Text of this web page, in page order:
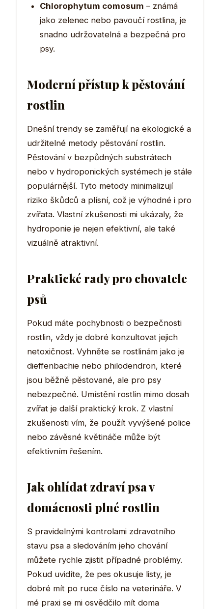
Chlorophytum comosum – známá
jako zelenec nebo pavoučí rostlina, je
snadno udržovatelná a bezpečná pro
psy.
Moderní přístup k pěstování
rostlin
Dnešní trendy se zaměřují na ekologické a
udržitelné metody pěstování rostlin.
Pěstování v bezpůdných substrátech
nebo v hydroponických systémech je stále
populárnější. Tyto metody minimalizují
riziko škůdců a plísní, což je výhodné i pro
zvířata. Vlastní zkušenosti mi ukázaly, že
hydroponie je nejen efektivní, ale také
vizuálně atraktivní.
Praktické rady pro chovatele
psů
Pokud máte pochybnosti o bezpečnosti
rostlin, vždy je dobré konzultovat jejich
netoxičnost. Vyhněte se rostlinám jako je
dieffenbachie nebo philodendron, které
jsou běžně pěstované, ale pro psy
nebezpečné. Umístění rostlin mimo dosah
zvířat je další praktický krok. Z vlastní
zkušenosti vím, že použít vyvýšené police
nebo závěsné květináče může být
efektivním řešením.
Jak ohlídat zdraví psa v
domácnosti plné rostlin
S pravidelnými kontrolami zdravotního
stavu psa a sledováním jeho chování
můžete rychle zjistit případné problémy.
Pokud uvidíte, že pes okusuje listy, je
dobré mít po ruce číslo na veterináře. V
mé praxi se mi osvědčilo mít doma